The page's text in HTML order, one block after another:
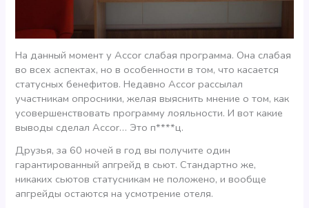
На данный момент у Accor слабая программа. Она слабая
во всех аспектах, но в особенности в том, что касается
статусных бенефитов. Недавно Accor рассылал
участникам опросники, желая выяснить мнение о том, как
усовершенствовать программу лояльности. И вот какие
выводы сделал Accor… Это п****ц.
Друзья, за 60 ночей в год вы получите один
гарантированный апгрейд в сьют. Стандартно же,
никаких сьютов статусникам не положено, и вообще
апгрейды остаются на усмотрение отеля.